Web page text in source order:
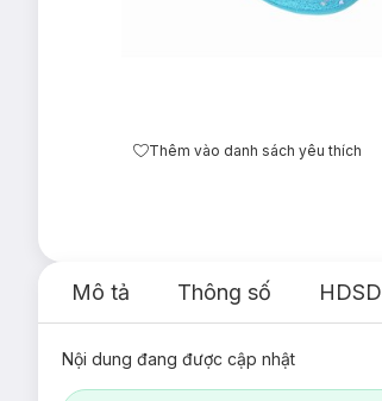
Thêm vào danh sách yêu thích
Mô tả Thông số HDSD
Nội dung đang được cập nhật